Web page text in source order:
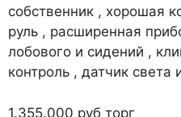
собственник , хорошая
руль , расширенная
лобового и сидений ,
контроль , датчик
1.355.000 руб торг